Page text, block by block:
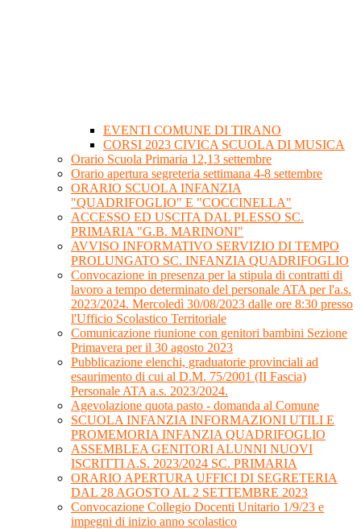
EVENTI COMUNE DI TIRANO
CORSI 2023 CIVICA SCUOLA DI MUSICA
Orario Scuola Primaria 12,13 settembre
Orario apertura segreteria settimana 4-8 settembre
ORARIO SCUOLA INFANZIA
"QUADRIFOGLIO" E "COCCINELLA"
ACCESSO ED USCITA DAL PLESSO SC.
PRIMARIA "G.B. MARINONI"
AVVISO INFORMATIVO SERVIZIO DI TEMPO
PROLUNGATO SC. INFANZIA QUADRIFOGLIO
Convocazione in presenza per la stipula di contratti di
lavoro a tempo determinato del personale ATA per l'a.s.
2023/2024. Mercoledì 30/08/2023 dalle ore 8:30 presso
l'Ufficio Scolastico Territoriale
Comunicazione riunione con genitori bambini Sezione
Primavera per il 30 agosto 2023
Pubblicazione elenchi, graduatorie provinciali ad
esaurimento di cui al D.M. 75/2001 (II Fascia)
Personale ATA a.s. 2023/2024.
Agevolazione quota pasto - domanda al Comune
SCUOLA INFANZIA INFORMAZIONI UTILI E
PROMEMORIA INFANZIA QUADRIFOGLIO
ASSEMBLEA GENITORI ALUNNI NUOVI
ISCRITTI A.S. 2023/2024 SC. PRIMARIA
ORARIO APERTURA UFFICI DI SEGRETERIA
DAL 28 AGOSTO AL 2 SETTEMBRE 2023
Convocazione Collegio Docenti Unitario 1/9/23 e
impegni di inizio anno scolastico